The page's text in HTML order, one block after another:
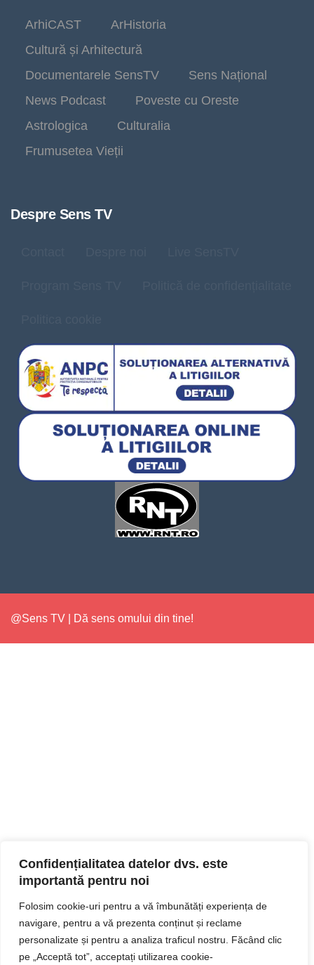
Confidențialitatea datelor dvs. este
importantă pentru noi
Folosim cookie-uri pentru a vă îmbunătăți experiența de
navigare, pentru a vă prezenta conținut și reclame
personalizate și pentru a analiza traficul nostru. Făcând clic
pe „Acceptă tot”, acceptați utilizarea cookie-
ArhiCAST
ArHistoria
Cultură și Arhitectură
Documentarele SensTV
Sens Național
News Podcast
Poveste cu Oreste
Astrologica
Culturalia
Frumusetea Vieții
Despre Sens TV
@Sens TV | Dă sens omului din tine!